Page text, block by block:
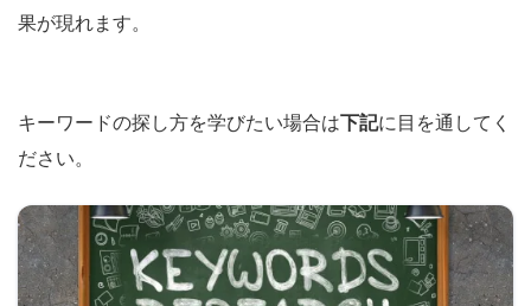
果が現れます。
キーワードの探し方を学びたい場合は下記に目を通してく
ださい。